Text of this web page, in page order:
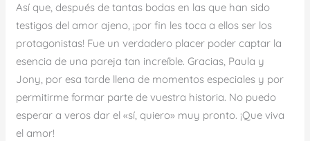
Así que, después de tantas bodas en las que han sido
testigos del amor ajeno, ¡por fin les toca a ellos ser los
protagonistas! Fue un verdadero placer poder captar la
esencia de una pareja tan increíble. Gracias, Paula y
Jony, por esa tarde llena de momentos especiales y por
permitirme formar parte de vuestra historia. No puedo
esperar a veros dar el «sí, quiero» muy pronto. ¡Que viva
el amor!